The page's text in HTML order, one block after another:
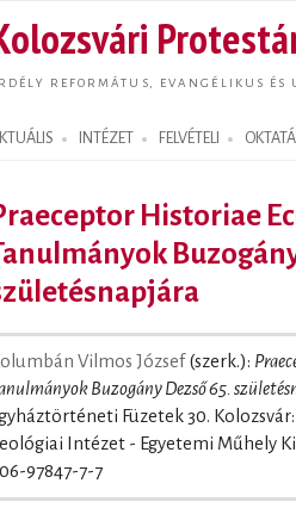
REFORMÁTUS, EVANGÉLIKUS
INTÉZET FELVÉTELI
form
Historiae
Vilmos József (szerk.):
Buzogány Dezső 65.
Füzetek 30.
Intézet - Egyetemi Műhely
97847-7-7